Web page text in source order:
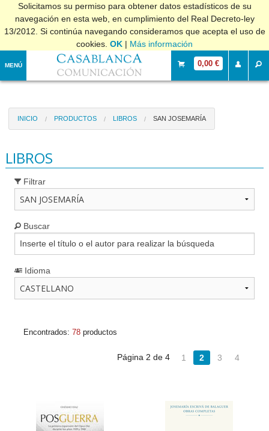
Solicitamos su permiso para obtener datos estadísticos de su
navegación en esta web, en cumplimiento del Real Decreto-ley
13/2012. Si continúa navegando consideramos que acepta el uso de
cookies. OK | Más información
MENÚ 0,00 €
INICIO PRODUCTOS LIBROS SAN JOSEMARÍA
LIBROS
Filtrar
Buscar
Idioma
Encontrados: 78productos
Página 2 de 4 1 2 3 4